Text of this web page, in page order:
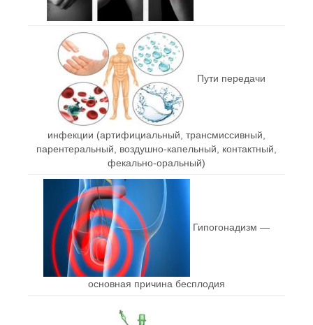
Пути передачи
инфекции (артифициальный, трансмиссивный,
парентеральный, воздушно-капельный, контактный,
фекально-оральный)
Гипогонадизм —
основная причина бесплодия